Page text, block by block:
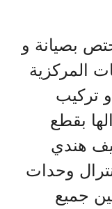
بصيانة و
المركزية
تركيب
بقطع
هندي
وحدات
جميع